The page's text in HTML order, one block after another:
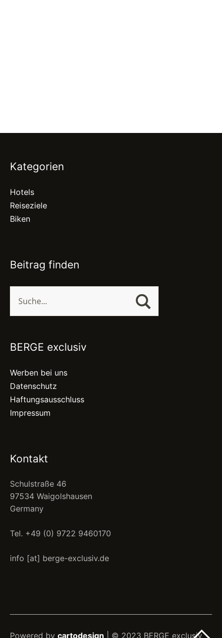
Kategorien
Hotels
Reiseziele
Biken
Beitrag finden
BERGE exclusiv
Werben bei uns
Datenschutz
Haftungsausschluss
Impressum
Kontakt
Schulstraße 46
97534 Waigolshausen
Germany
Tel. +49 (0) 9722 9460170
info [at] berge-exclusiv.de
Powered by cartodesign | © 2023 BERGE exclusiv